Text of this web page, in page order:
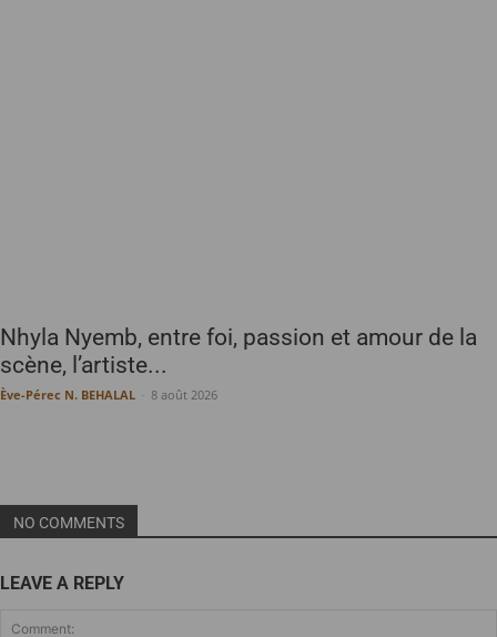
Nhyla Nyemb, entre foi, passion et amour de la
scène, l’artiste...
Ève-Pérec N. BEHALAL 8 août 2026
NO COMMENTS
LEAVE A REPLY